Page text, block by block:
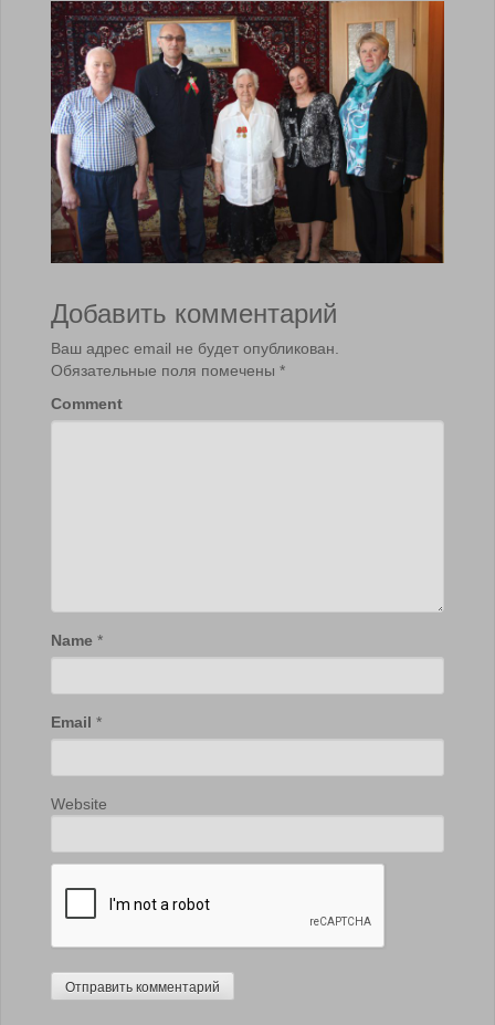
Добавить комментарий
Ваш адрес email не будет опубликован.
Обязательные поля помечены *
Comment
Name *
Email *
Website